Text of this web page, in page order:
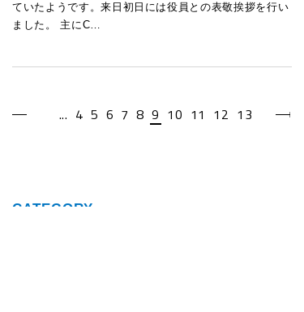
ていたようです。来日初日には役員との表敬挨拶を行い
ました。 主にC…
... 4 5 6 7 8 9 10 11 12 13
CATEGORY